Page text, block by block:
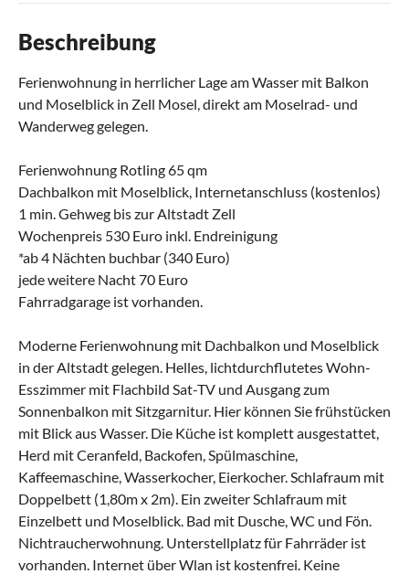
Beschreibung
Ferienwohnung in herrlicher Lage am Wasser mit Balkon
und Moselblick in Zell Mosel, direkt am Moselrad- und
Wanderweg gelegen.
Ferienwohnung Rotling 65 qm
Dachbalkon mit Moselblick, Internetanschluss (kostenlos)
1 min. Gehweg bis zur Altstadt Zell
Wochenpreis 530 Euro inkl. Endreinigung
*ab 4 Nächten buchbar (340 Euro)
jede weitere Nacht 70 Euro
Fahrradgarage ist vorhanden.
Moderne Ferienwohnung mit Dachbalkon und Moselblick
in der Altstadt gelegen. Helles, lichtdurchflutetes Wohn-
Esszimmer mit Flachbild Sat-TV und Ausgang zum
Sonnenbalkon mit Sitzgarnitur. Hier können Sie frühstücken
mit Blick aus Wasser. Die Küche ist komplett ausgestattet,
Herd mit Ceranfeld, Backofen, Spülmaschine,
Kaffeemaschine, Wasserkocher, Eierkocher. Schlafraum mit
Doppelbett (1,80m x 2m). Ein zweiter Schlafraum mit
Einzelbett und Moselblick. Bad mit Dusche, WC und Fön.
Nichtraucherwohnung. Unterstellplatz für Fahrräder ist
vorhanden. Internet über Wlan ist kostenfrei. Keine